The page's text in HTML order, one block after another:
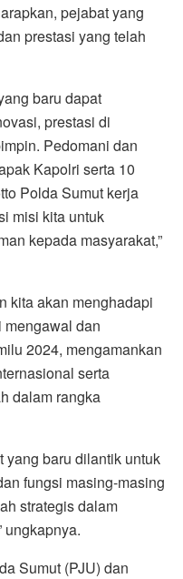
pejabat yang
prestasi yang telah
baru dapat
prestasi di
Pedomani dan
Kapolri serta 10
Polda Sumut kerja
misi kita untuk
kepada masyarakat,”
kita akan menghadapi
mengawal dan
2024, mengamankan
serta
dalam rangka
yang baru dilantik untuk
fungsi masing-masing
strategis dalam
ungkapnya.
Sumut (PJU) dan